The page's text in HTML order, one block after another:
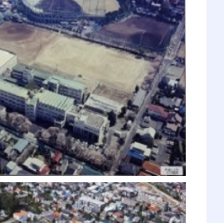
年 8月27日
。（階下211.5坪、階上59.16
廊下9坪）
年 4月1日
定員100名を増し、定員
なる。